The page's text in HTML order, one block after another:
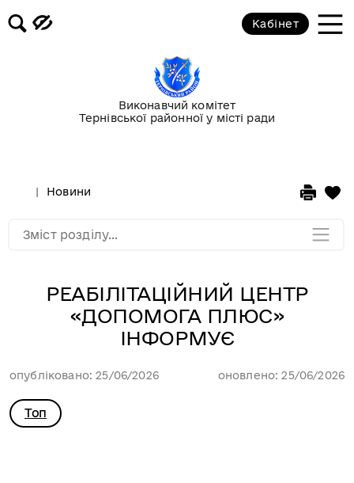
Виконавчий комітет
Тернівської районної у місті ради
Кабінет
Новини
РЕАБІЛІТАЦІЙНИЙ ЦЕНТР
«ДОПОМОГА ПЛЮС»
ІНФОРМУЄ
опубліковано: 25/06/2026 оновлено: 25/06/2026
Топ
Зміст розділу...
Публічні закупівлі